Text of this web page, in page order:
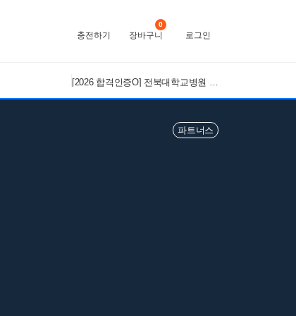
충전하기
0
장바구니 로그인
[2026 합격인증O] 전북대학교병원 간호사 채용 대비 필기+면접 기출 정리
파트너스